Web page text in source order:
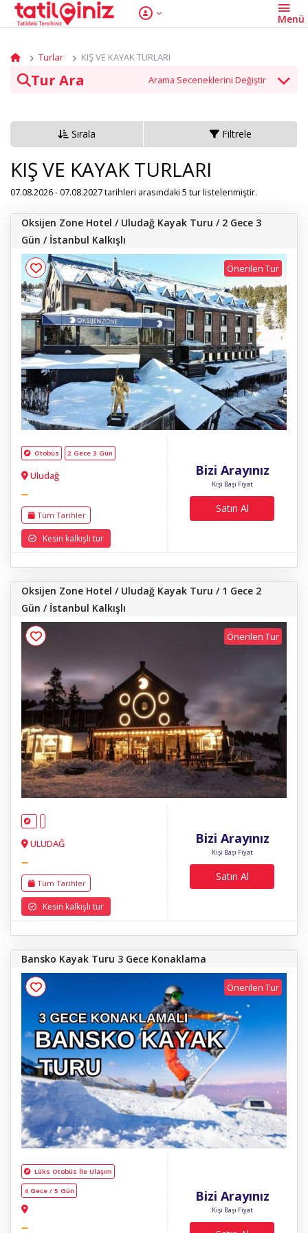
Turlar KIŞ VE KAYAK TURLARI
Tur Ara
Tarih
Tur Ara
Sırala Filtrele
KIŞ VE KAYAK TURLARI
07.08.2026 - 07.08.2027 tarihleri arasındaki 5 tur listelenmiştir.
Oksijen Zone Hotel / Uludağ Kayak Turu / 2 Gece 3
Gün / İstanbul Kalkışlı
Önerilen Tur
Otobüs 2 Gece 3 Gün
Uludağ
Tüm Tarihler
Kesin kalkışlı tur
Bizi Arayınız
Kişi Başı Fiyat
Satın Al
Oksijen Zone Hotel / Uludağ Kayak Turu / 1 Gece 2
Gün / İstanbul Kalkışlı
Önerilen Tur
ULUDAĞ
Tüm Tarihler
Kesin kalkışlı tur
Bizi Arayınız
Kişi Başı Fiyat
Satın Al
Bansko Kayak Turu 3 Gece Konaklama
Önerilen Tur
Lüks Otobüs İle Ulaşım
4 Gece / 5 Gün Bizi Arayınız
Kişi Başı Fiyat